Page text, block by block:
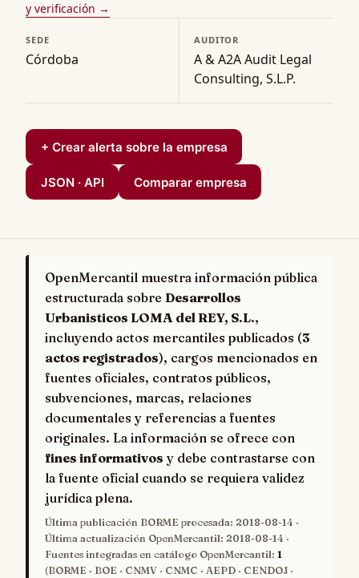
y verificación →
SEDE
Córdoba
AUDITOR
A & A2A Audit Legal
Consulting, S.L.P.
+ Crear alerta sobre la empresa
JSON · API Comparar empresa
OpenMercantil muestra información pública
estructurada sobre Desarrollos
Urbanisticos LOMA del REY, S.L.,
incluyendo actos mercantiles publicados (3
actos registrados), cargos mencionados en
fuentes oficiales, contratos públicos,
subvenciones, marcas, relaciones
documentales y referencias a fuentes
originales. La información se ofrece con
fines informativos y debe contrastarse con
la fuente oficial cuando se requiera validez
jurídica plena.
Última publicación BORME procesada: 2018-08-14 ·
Última actualización OpenMercantil: 2018-08-14 ·
Fuentes integradas en catálogo OpenMercantil: 1
(BORME · BOE · CNMV · CNMC · AEPD · CENDOJ ·